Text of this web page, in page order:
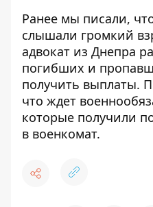
Ранее мы писали,
слышали громкий
адвокат из Днепра
погибших и
получить выплаты.
что ждет
которые получили
в военкомат.